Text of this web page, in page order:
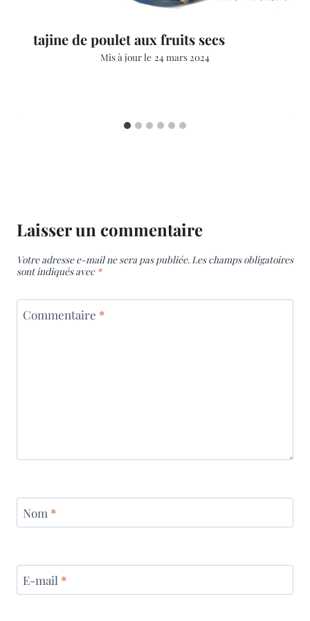
tajine de poulet aux fruits secs
Mis à jour le 24 mars 2024
Laisser un commentaire
Votre adresse e-mail ne sera pas publiée. Les champs obligatoires
sont indiqués avec *
Commentaire *
Nom *
E-mail *